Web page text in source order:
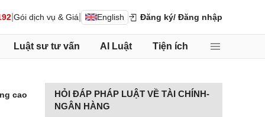
Gói dịch vụ & Giá English Đăng ký/ Đăng nhập
Luật sư tư vấn AI Luật Tiện ích
cao
HỎI ĐÁP PHÁP LUẬT VỀ TÀI CHÍNH-
NGÂN HÀNG